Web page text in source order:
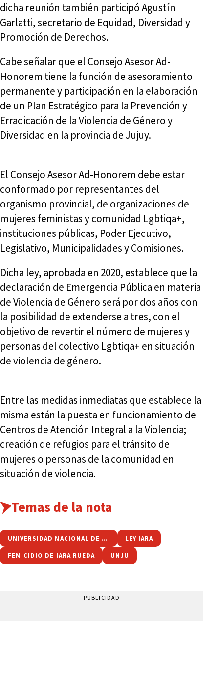
dicha reunión también participó Agustín
Garlatti, secretario de Equidad, Diversidad y
Promoción de Derechos.
Cabe señalar que el Consejo Asesor Ad-
Honorem tiene la función de asesoramiento
permanente y participación en la elaboración
de un Plan Estratégico para la Prevención y
Erradicación de la Violencia de Género y
Diversidad en la provincia de Jujuy.
El Consejo Asesor Ad-Honorem debe estar
conformado por representantes del
organismo provincial, de organizaciones de
mujeres feministas y comunidad Lgbtiqa+,
instituciones públicas, Poder Ejecutivo,
Legislativo, Municipalidades y Comisiones.
Dicha ley, aprobada en 2020, establece que la
declaración de Emergencia Pública en materia
de Violencia de Género será por dos años con
la posibilidad de extenderse a tres, con el
objetivo de revertir el número de mujeres y
personas del colectivo Lgbtiqa+ en situación
de violencia de género.
Entre las medidas inmediatas que establece la
misma están la puesta en funcionamiento de
Centros de Atención Integral a la Violencia;
creación de refugios para el tránsito de
mujeres o personas de la comunidad en
situación de violencia.
Temas de la nota
UNIVERSIDAD NACIONAL DE JUJUY LEY IARA
FEMICIDIO DE IARA RUEDA UNJU
PUBLICIDAD